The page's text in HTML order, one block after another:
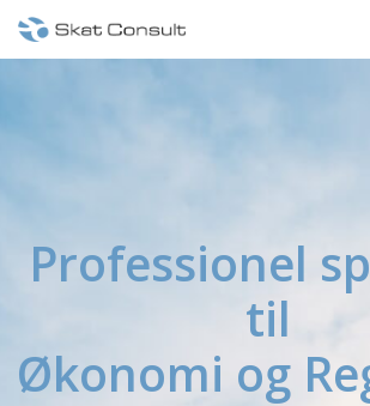
Spring
Professionel
til
Økonomi og